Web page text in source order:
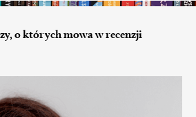
o których mowa w recenzji